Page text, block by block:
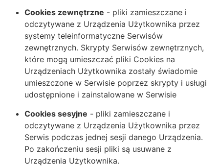
Cookies zewnętrzne - pliki zamieszczane i
odczytywane z Urządzenia Użytkownika przez
systemy teleinformatyczne Serwisów
zewnętrznych. Skrypty Serwisów zewnętrznych,
które mogą umieszczać pliki Cookies na
Urządzeniach Użytkownika zostały świadomie
umieszczone w Serwisie poprzez skrypty i usługi
udostępnione i zainstalowane w Serwisie
Cookies sesyjne - pliki zamieszczane i
odczytywane z Urządzenia Użytkownika przez
Serwis podczas jednej sesji danego Urządzenia.
Po zakończeniu sesji pliki są usuwane z
Urządzenia Użytkownika.